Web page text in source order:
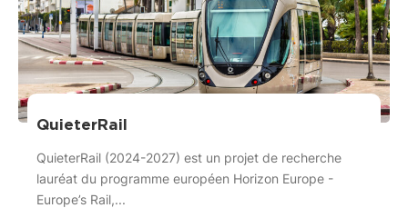
QuieterRail
QuieterRail (2024-2027) est un projet de recherche
lauréat du programme européen Horizon Europe -
Europe’s Rail,...